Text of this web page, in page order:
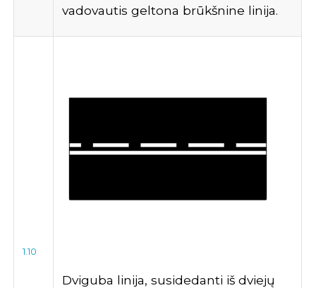
vadovautis geltona brūkšnine linija.
1.10
Dviguba linija, susidedanti iš dviejų